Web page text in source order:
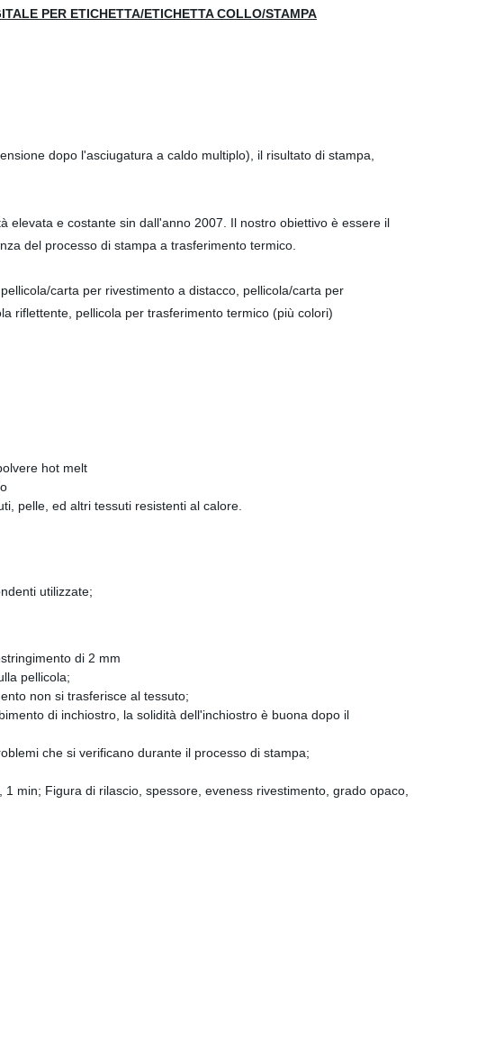
PER ETICHETTA/ETICHETTA COLLO/STAMPA
dopo l'asciugatura a caldo multiplo), il risultato di stampa,
elevata e costante sin dall'anno 2007. Il nostro obiettivo è essere il
del processo di stampa a trasferimento termico.
carta per rivestimento a distacco, pellicola/carta per
riflettente, pellicola per trasferimento termico (più colori)
hot melt
pelle, ed altri tessuti resistenti al calore.
utilizzate;
di 2 mm
pellicola;
non si trasferisce al tessuto;
di inchiostro, la solidità dell'inchiostro è buona dopo il
che si verificano durante il processo di stampa;
min; Figura di rilascio, spessore, eveness rivestimento, grado opaco,